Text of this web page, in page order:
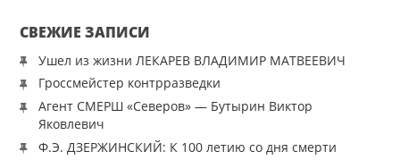
СВЕЖИЕ ЗАПИСИ
Ушел из жизни ЛЕКАРЕВ ВЛАДИМИР МАТВЕЕВИЧ
Гроссмейстер контрразведки
Агент СМЕРШ «Северов» — Бутырин Виктор
Яковлевич
Ф.Э. ДЗЕРЖИНСКИЙ: К 100 летию со дня смерти